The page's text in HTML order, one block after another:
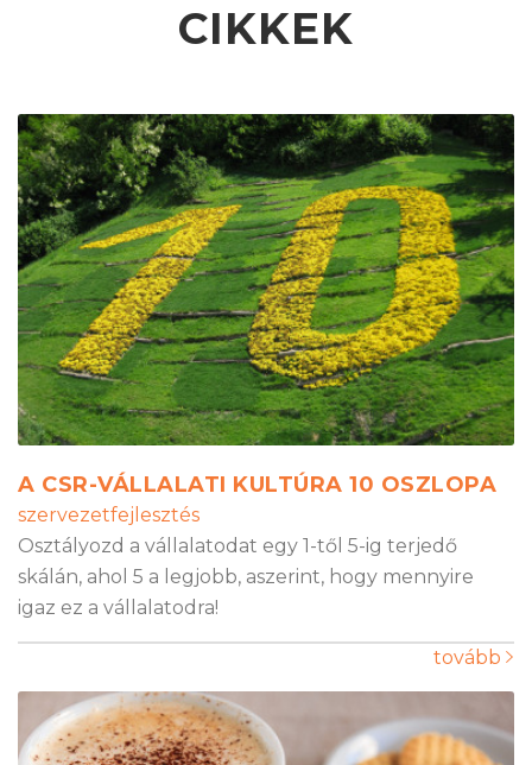
CIKKEK
A CSR-VÁLLALATI KULTÚRA 10 OSZLOPA
szervezetfejlesztés
Osztályozd a vállalatodat egy 1-től 5-ig terjedő
skálán, ahol 5 a legjobb, aszerint, hogy mennyire
igaz ez a vállalatodra!
tovább